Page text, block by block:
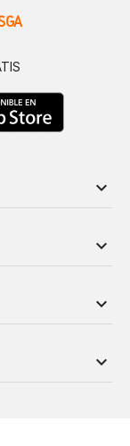
keyboard_arrow_down
keyboard_arrow_down
keyboard_arrow_down
keyboard_arrow_down